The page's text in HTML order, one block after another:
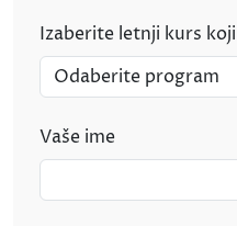
Izaberite letnji kurs
Vaše ime